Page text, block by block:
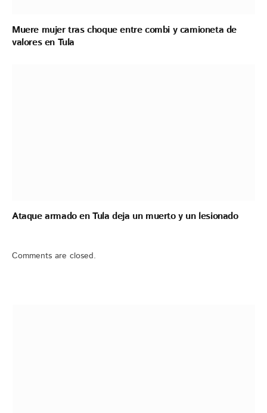
Muere mujer tras choque entre combi y camioneta de
valores en Tula
Ataque armado en Tula deja un muerto y un lesionado
Comments are closed.